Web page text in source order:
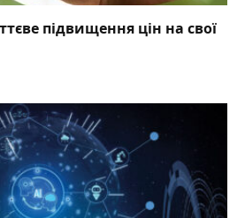
підвищення цін на свої